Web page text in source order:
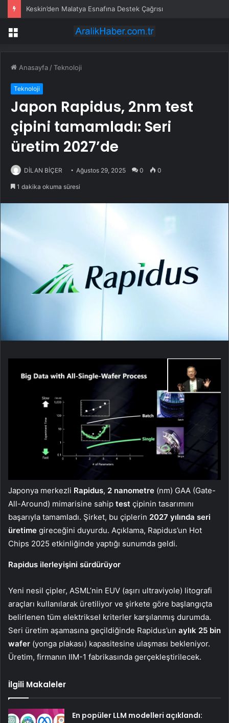
Keskin’den Malatya Esnafına Destek Çağrısı
Menü
Anasayfa /Teknoloji
Teknoloji
Japon Rapidus, 2nm test
çipini tamamladı: Seri
üretim 2027’de
DİLAN BİÇER Ağustos 29, 2025 0 0
1 dakika okuma süresi
Japonya merkezli Rapidus, 2 nanometre (nm) GAA (Gate-
All-Around) mimarisine sahip test çipinin tasarımını
başarıyla tamamladı. Şirket, bu çiplerin 2027 yılında seri
üretime gireceğini duyurdu. Açıklama, Rapidus’un Hot
Chips 2025 etkinliğinde yaptığı sunumda geldi.
Rapidus ilerleyişini sürdürüyor
Yeni nesil çipler, ASML’nin EUV (aşırı ultraviyole) litografi
araçları kullanılarak üretiliyor ve şirkete göre başlangıçta
belirlenen tüm elektriksel kriterler karşılanmış durumda.
Seri üretim aşamasına geçildiğinde Rapidus’un aylık 25 bin
wafer (yonga plakası) kapasitesine ulaşması bekleniyor.
Üretim, firmanın IIM-1 fabrikasında gerçekleştirilecek.
İlgili Makaleler
En popüler LLM modelleri açıklandı: